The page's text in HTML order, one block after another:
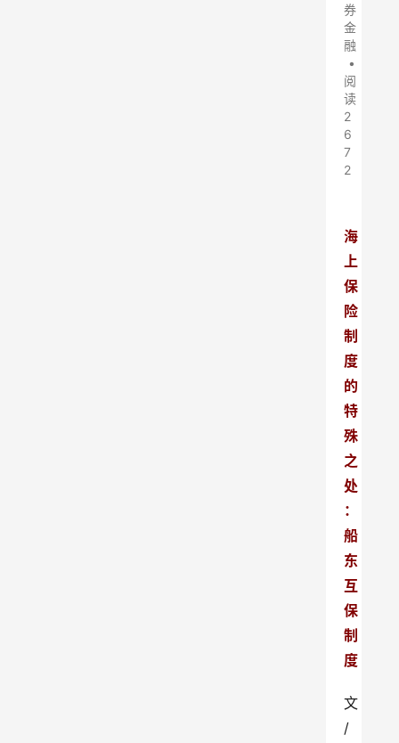
券
金
融
•
阅
读
2
6
7
2
海
上
保
险
制
度
的
特
殊
之
处
：
船
东
互
保
制
度
文
/